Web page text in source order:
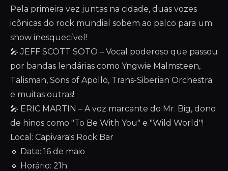
Pela primeira vez juntas na cidade, duas vozes
icônicas do rock mundial sobem ao palco para um
show inesquecível!
🎤 JEFF SCOTT SOTO – Vocal poderoso que passou
por bandas lendárias como Yngwie Malmsteen,
Talisman, Sons of Apollo, Trans-Siberian Orchestra
e muitas outras!
🎤 ERIC MARTIN – A voz marcante do Mr. Big, dono
de hinos como "To Be With You" e "Wild World"!
Local: Capivara's Rock Bar
🔹 Data: 16 de maio
🔹 Horário: 21h